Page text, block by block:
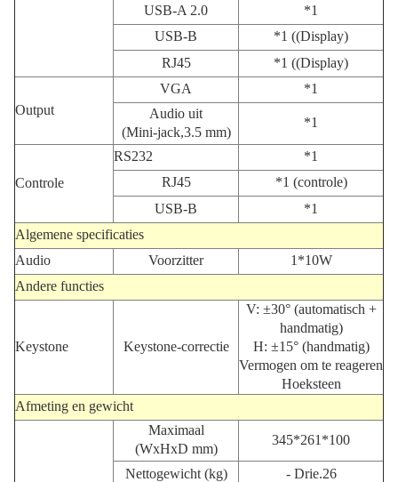
USB-A 2.0
*1
USB-B
*1 ((Display)
RJ45
*1 ((Display)
Output
VGA
*1
Audio uit
(Mini-jack,3.5 mm)
*1
Controle
RS232
*1
RJ45
*1 (controle)
USB-B
*1
Algemene specificaties
Audio
Voorzitter
1*10W
Andere functies
Keystone Keystone-correctie
V: ±30° (automatisch +
handmatig)
H: ±15° (handmatig)
Vermogen om te reageren
Hoeksteen
Afmeting en gewicht
Maximaal
(WxHxD mm)
345*261*100
Nettogewicht (kg)
- Drie.26